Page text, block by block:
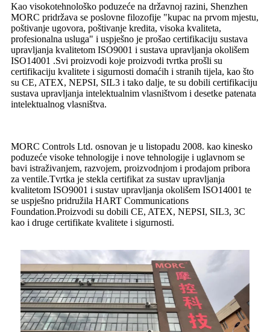
Kao visokotehnološko poduzeće na državnoj razini, Shenzhen
MORC pridržava se poslovne filozofije "kupac na prvom mjestu,
poštivanje ugovora, poštivanje kredita, visoka kvaliteta,
profesionalna usluga" i uspješno je prošao certifikaciju sustava
upravljanja kvalitetom ISO9001 i sustava upravljanja okolišem
ISO14001 .Svi proizvodi koje proizvodi tvrtka prošli su
certifikaciju kvalitete i sigurnosti domaćih i stranih tijela, kao što
su CE, ATEX, NEPSI, SIL3 i tako dalje, te su dobili certifikaciju
sustava upravljanja intelektualnim vlasništvom i desetke patenata
intelektualnog vlasništva.
MORC Controls Ltd. osnovan je u listopadu 2008. kao kinesko
poduzeće visoke tehnologije i nove tehnologije i uglavnom se
bavi istraživanjem, razvojem, proizvodnjom i prodajom pribora
za ventile.Tvrtka je stekla certifikat za sustav upravljanja
kvalitetom ISO9001 i sustav upravljanja okolišem ISO14001 te
se uspješno pridružila HART Communications
Foundation.Proizvodi su dobili CE, ATEX, NEPSI, SIL3, 3C
kao i druge certifikate kvalitete i sigurnosti.